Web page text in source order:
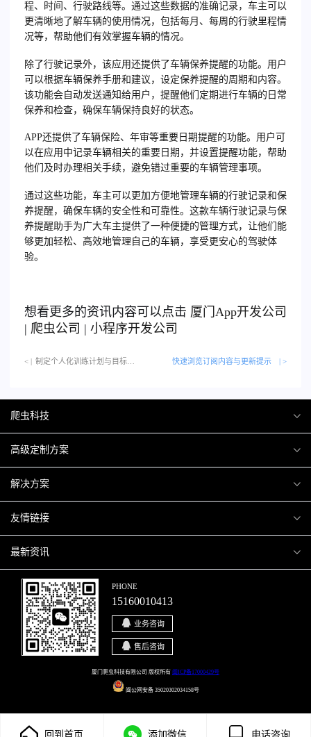
程、时间、行驶路线等。通过这些数据的准确记录，车主可以
更清晰地了解车辆的使用情况，包括每月、每周的行驶里程情
况等，帮助他们有效掌握车辆的情况。
除了行驶记录外，该应用还提供了车辆保养提醒的功能。用户
可以根据车辆保养手册和建议，设定保养提醒的周期和内容。
该功能会自动发送通知给用户，提醒他们定期进行车辆的日常
保养和检查，确保车辆保持良好的状态。
APP还提供了车辆保险、年审等重要日期提醒的功能。用户可
以在应用中记录车辆相关的重要日期，并设置提醒功能，帮助
他们及时办理相关手续，避免错过重要的车辆管理事项。
通过这些功能，车主可以更加方便地管理车辆的行驶记录和保
养提醒，确保车辆的安全性和可靠性。这款车辆行驶记录与保
养提醒助手为广大车主提供了一种便捷的管理方式，让他们能
够更加轻松、高效地管理自己的车辆，享受更安心的驾驶体
验。
想看更多的资讯内容可以点击 厦门 App开发公司
| 爬虫公司 | 小程序开发公司
< | 快速浏览订阅内容与更新提示 | >
爬虫科技
爬虫案例
关于爬虫
高级定制方案
H5互动营销
微信小程序
移动APP
解决方案
商城解决方案
商城会员积分商城解决方案
网站解决方案
智慧校园解决方案
智慧停车解决方案
友情链接
厦门小程序开发
厦门APP开发
厦门微商城开发
博客园
最新资讯
行业资讯
爬虫动态
PHONE
15160010413
业务咨询
售后咨询
厦门爬虫科技有限公司 版权所有 闽ICP备17000429号
闽公网安备 35020302034158号
回到首页 添加微信 电话咨询